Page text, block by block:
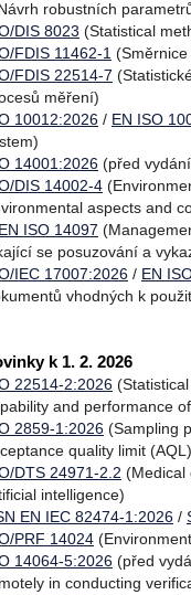
robustních
DIS 8023 (Statistical
FDIS 11462-1
FDIS 22514-7
měření)
10012:2026 / EN ISO
14001:2026 (před
DIS 14002-4
aspects and
ISO 14097
se posuzování a
IEC 17007:2026 / EN
vhodných k
k 1. 2. 2026
22514-2:2026
and performance
2859-1:2026 (Sampling
quality limit
DTS 24971-2.2 (Medical
intelligence)
EN IEC 82474-1:2026 /
PRF 14024
14064-5:2026 (před
in conducting